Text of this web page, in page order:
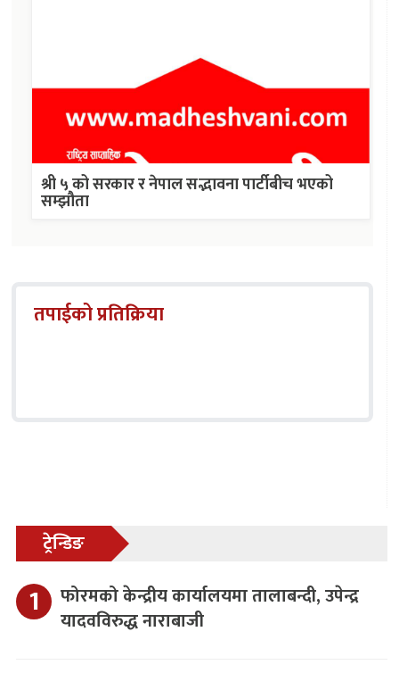
श्री ५ को सरकार र नेपाल सद्भावना पार्टीबीच भएको
सम्झौता
तपाईको प्रतिक्रिया
ट्रेन्डिङ
फोरमको केन्द्रीय कार्यालयमा तालाबन्दी, उपेन्द्र
यादवविरुद्ध नाराबाजी